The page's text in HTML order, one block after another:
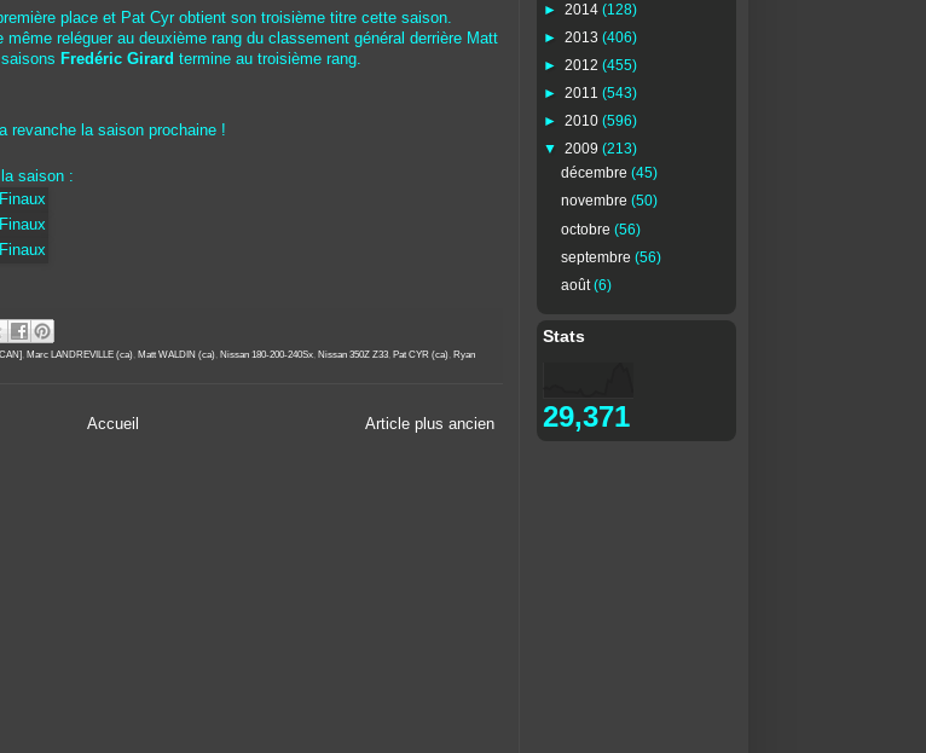
place et Pat Cyr obtient son troisième titre cette saison.
même reléguer au deuxième rang du classement général derrière Matt
Fredéric Girard termine au troisième rang.
revanche la saison prochaine !
saison :
, Marc LANDREVILLE (ca), Matt WALDIN (ca), Nissan 180-200-240Sx, Nissan 350Z Z33, Pat CYR (ca), Ryan
Article plus ancien
Accueil
► 2014 (128)
► 2013 (406)
► 2012 (455)
► 2011 (543)
► 2010 (596)
▼ 2009 (213)
décembre (45)
novembre (50)
octobre (56)
septembre (56)
août (6)
Stats
29,371